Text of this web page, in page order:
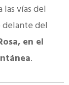
las vías del
delante del
en el
.